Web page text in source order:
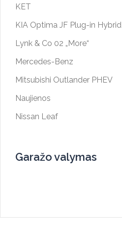
KET
KIA Optima JF Plug-in Hybrid
Lynk & Co 02 „More“
Mercedes-Benz
Mitsubishi Outlander PHEV
Naujienos
Nissan Leaf
Garažo valymas